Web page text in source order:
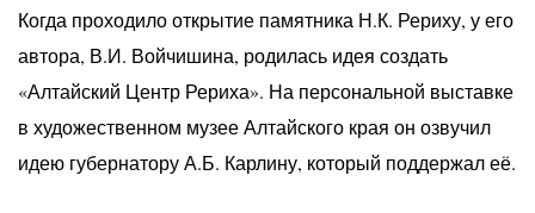
Когда проходило открытие памятника Н.К. Рериху, у его
автора, В.И. Войчишина, родилась идея создать
«Алтайский Центр Рериха». На персональной выставке
в художественном музее Алтайского края он озвучил
идею губернатору А.Б. Карлину, который поддержал её.